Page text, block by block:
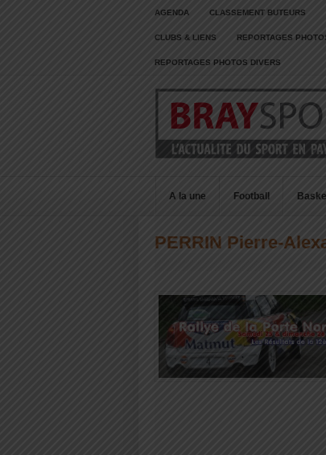
AGENDA CLASSEMENT BUTEURS
CLUBS & LIENS REPORTAGES
REPORTAGES PHOTOS DIVERS
A la une Football
PERRIN Pierre-